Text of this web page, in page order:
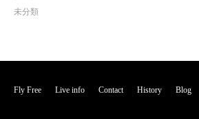
未分類
Fly Free Live info Contact History Blog